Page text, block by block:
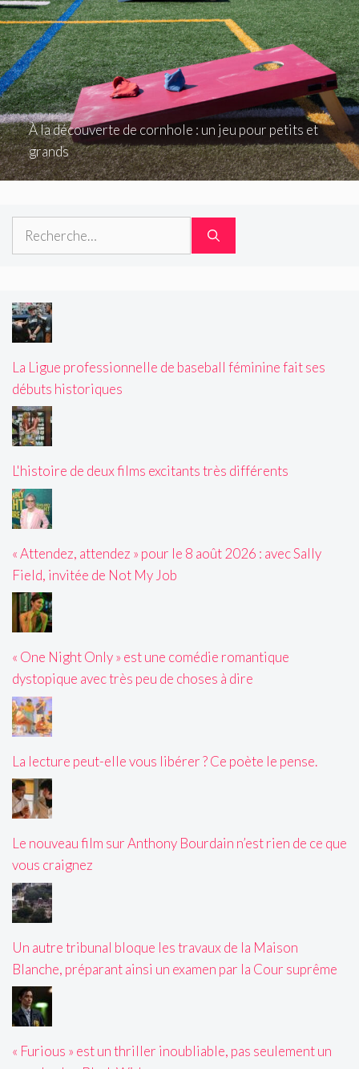
À la découverte de cornhole : un jeu pour petits et
grands
Rechercher :
La Ligue professionnelle de baseball féminine fait ses
débuts historiques
L'histoire de deux films excitants très différents
« Attendez, attendez » pour le 8 août 2026 : avec Sally
Field, invitée de Not My Job
« One Night Only » est une comédie romantique
dystopique avec très peu de choses à dire
La lecture peut-elle vous libérer ? Ce poète le pense.
Le nouveau film sur Anthony Bourdain n’est rien de ce que
vous craignez
Un autre tribunal bloque les travaux de la Maison
Blanche, préparant ainsi un examen par la Cour suprême
« Furious » est un thriller inoubliable, pas seulement un